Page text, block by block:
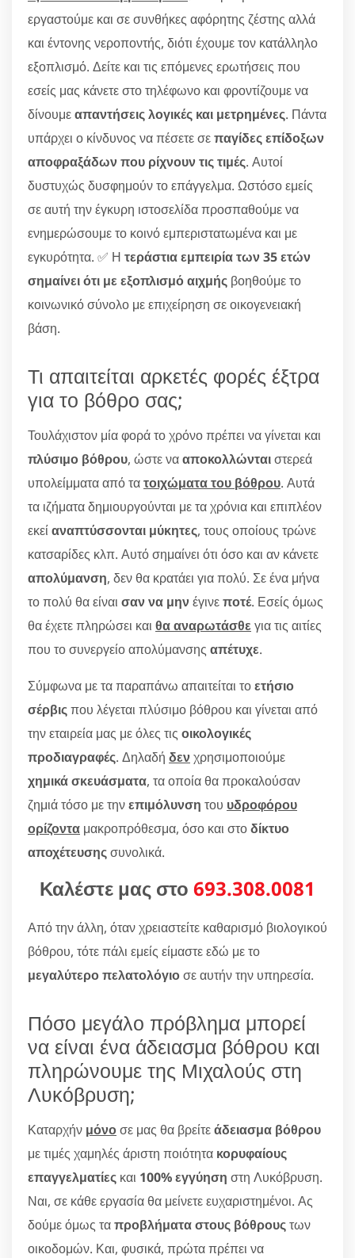
εργαστούμε και σε συνθήκες αφόρητης ζέστης αλλά
και έντονης νεροποντής, διότι έχουμε τον κατάλληλο
εξοπλισμό. Δείτε και τις επόμενες ερωτήσεις που
εσείς μας κάνετε στο τηλέφωνο και φροντίζουμε να
δίνουμεαπαντήσεις λογικές και μετρημένες. Πάντα
υπάρχει ο κίνδυνος να πέσετε σεπαγίδες επίδοξων
αποφραξάδων που ρίχνουν τις τιμές. Αυτοί
δυστυχώς δυσφημούν το επάγγελμα. Ωστόσο εμείς
σε αυτή την έγκυρη ιστοσελίδα προσπαθούμε να
ενημερώσουμε το κοινό εμπεριστατωμένα και με
εγκυρότητα. ✅ Η τεράστια εμπειρία των 35 ετών
σημαίνει ότι με εξοπλισμό αιχμής βοηθούμε το
κοινωνικό σύνολο με επιχείρηση σε οικογενειακή
βάση.
Τι απαιτείται αρκετές φορές έξτρα
για το βόθρο σας;
Τουλάχιστον μία φορά το χρόνο πρέπει να γίνεται και
πλύσιμο βόθρου, ώστε νααποκολλώνταιστερεά
υπολείμματα από τατοιχώματα του βόθρου. Αυτά
τα ιζήματα δημιουργούνται με τα χρόνια και επιπλέον
εκείαναπτύσσονται μύκητες, τους οποίους τρώνε
κατσαρίδες κλπ. Αυτό σημαίνει ότι όσο και αν κάνετε
απολύμανση, δεν θα κρατάει για πολύ. Σε ένα μήνα
το πολύ θα είναι σαν να μηνέγινεποτέ. Εσείς όμως
θα έχετε πληρώσει και θα αναρωτάσθε για τις αιτίες
που το συνεργείο απολύμανσης απέτυχε.
Σύμφωνα με τα παραπάνω απαιτείται τοετήσιο
σέρβιςπου λέγεται πλύσιμο βόθρου και γίνεται από
την εταιρεία μας με όλες τις οικολογικές
προδιαγραφές. Δηλαδή δενχρησιμοποιούμε
χημικά σκευάσματα, τα οποία θα προκαλούσαν
ζημιά τόσο με τηνεπιμόλυνση του υδροφόρου
ορίζοντα μακροπρόθεσμα, όσο και στοδίκτυο
αποχέτευσηςσυνολικά.
Καλέστε μας στο 693.308.0081
Από την άλλη, όταν χρειαστείτε καθαρισμό βιολογικού
βόθρου, τότε πάλι εμείς είμαστε εδώ με το
μεγαλύτερο πελατολόγιοσε αυτήν την υπηρεσία.
Πόσο μεγάλο πρόβλημα μπορεί
να είναι ένα άδειασμα βόθρου και
πληρώνουμε της Μιχαλούς στη
Λυκόβρυση;
Καταρχήν μόνοσε μας θα βρείτεάδειασμα βόθρου
με τιμές χαμηλές άριστη ποιότητα κορυφαίους
επαγγελματίες και 100% εγγύηση στη Λυκόβρυση.
Ναι, σε κάθε εργασία θα μείνετε ευχαριστημένοι. Ας
δούμε όμως ταπροβλήματα στους βόθρουςτων
οικοδομών. Και, φυσικά, πρώτα πρέπει να